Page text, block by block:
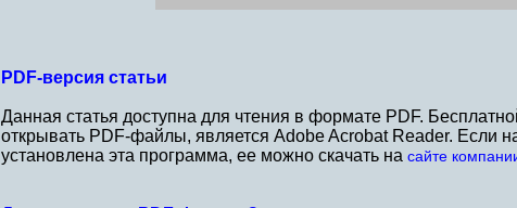
PDF-версия статьи
Данная статья доступна для чтения в формате PDF.
открывать PDF-файлы, является Adobe Acrobat Reader. Если
установлена эта программа, ее можно скачать на сайте